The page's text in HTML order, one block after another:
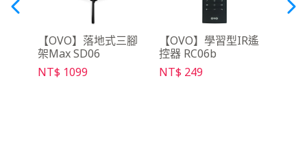
【OVO】落地式三腳
架Max SD06
NT$ 1099
【OVO】學習型IR遙
控器 RC06b
NT$ 249